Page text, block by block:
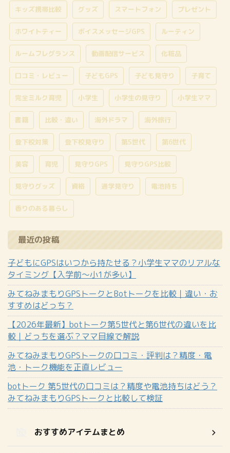
キッズ携帯比較 グッズ スマートフォン プレゼント
ホワイトティー ボイスメッセージGPS ルーティン
ルームフレグランス 動画配信サービス 化粧品
口コミ・レビュー 子どもGPS 子ども見守り 子育て
完全ミルク育児 小学生 小学生の見守り 小学生ママ
書籍 比較・違い 海外ドラマ 海外旅行
登下校対策 登下校見守り 第5世代 第6世代
美容 育児 見守りGPS 見守りGPS比較
見守りグッズ 資格 通学見守り 電池持ち
香りのある暮らし
最近の投稿
子どもにGPSはいつから持たせる？小学生ママのリアルな
タイミング【入学前〜小1が多い】
みてねみまもりGPSトークとBotトークを比較｜違い・お
すすめはどっち？
【2026年最新】botトーク第5世代と第6世代の違いを比
較｜どっちを選ぶ？ママ目線で解説
みてねみまもりGPSトークの口コミ・評判は？精度・電
池・トーク機能を正直レビュー
botトーク 第5世代の口コミは？精度や電池持ちはどう？
みてねみまもりGPSトークと比較して検証
おすすめアイテムまとめ